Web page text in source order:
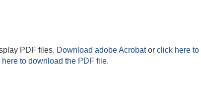
PDF files. Download adobe Acrobator click here
here to download the PDF file.